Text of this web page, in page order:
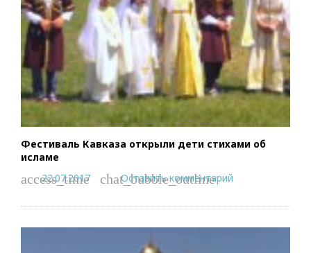
Фестиваль Кавказа открыли дети стихами об
исламе
access_time
22.07.2017 chat_bubble_outline
Оставить комментарий